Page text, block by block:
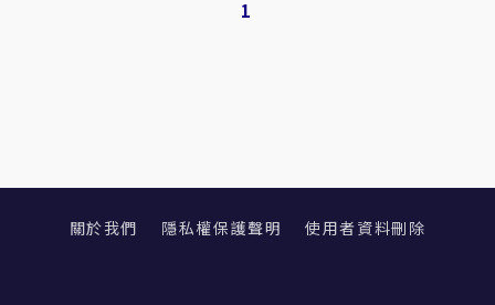
1
關於我們 隱私權保護聲明 使用者資料刪除